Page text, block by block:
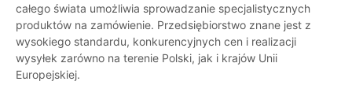
całego świata umożliwia sprowadzanie specjalistycznych
produktów na zamówienie. Przedsiębiorstwo znane jest z
wysokiego standardu, konkurencyjnych cen i realizacji
wysyłek zarówno na terenie Polski, jak i krajów Unii
Europejskiej.